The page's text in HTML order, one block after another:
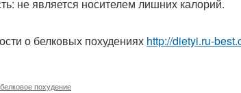
не является носителем лишних калорий.
о белковых похудениях http://dietyi.ru-
белковое похудение